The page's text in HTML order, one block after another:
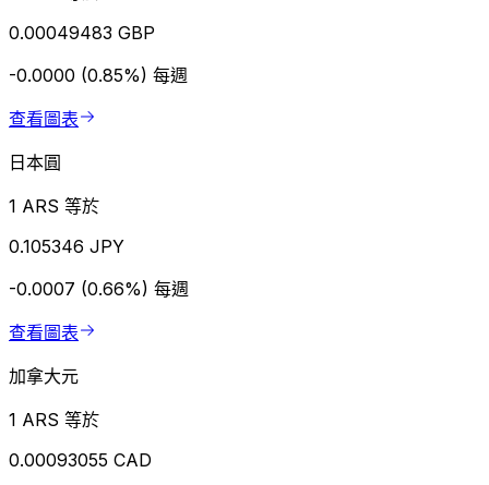
0.00049483 GBP
-0.0000 (0.85%) 每週
查看圖表
日本圓
1 ARS 等於
0.105346 JPY
-0.0007 (0.66%) 每週
查看圖表
加拿大元
1 ARS 等於
0.00093055 CAD